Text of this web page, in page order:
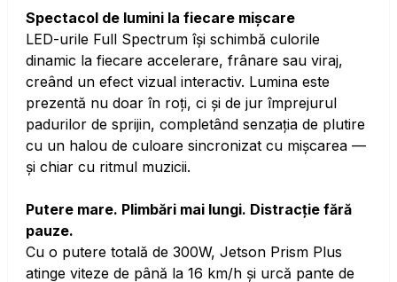
Spectacol de lumini la fiecare mișcare
LED-urile Full Spectrum își schimbă culorile
dinamic la fiecare accelerare, frânare sau viraj,
creând un efect vizual interactiv. Lumina este
prezentă nu doar în roți, ci și de jur împrejurul
padurilor de sprijin, completând senzația de plutire
cu un halou de culoare sincronizat cu mișcarea —
și chiar cu ritmul muzicii.
Putere mare. Plimbări mai lungi. Distracție fără
pauze.
Cu o putere totală de 300W, Jetson Prism Plus
atinge viteze de până la 16 km/h și urcă pante de